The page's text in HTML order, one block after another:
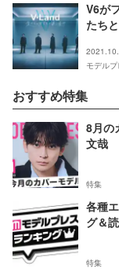
V6が
たち
モデルプ
おすすめ特集
8月の
文哉
特集
各種
グ＆
特集